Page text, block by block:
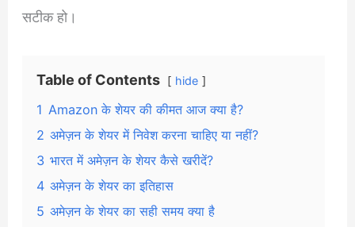
सटीक हो।
Table of Contents hide
1 Amazon के शेयर की कीमत आज क्या है?
2 अमेज़न के शेयर में निवेश करना चाहिए या नहीं?
3 भारत में अमेज़न के शेयर कैसे खरीदें?
4 अमेज़न के शेयर का इतिहास
5 अमेज़न के शेयर का सही समय क्या है